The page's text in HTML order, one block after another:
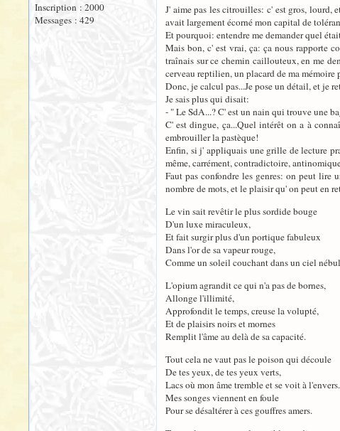
Inscription : 2000
Messages : 429
J' aime pas les citrouilles: c' est gros, lourd,
avait largement écorné mon capital de
Et pourquoi: entendre me demander quel
Mais bon, c' est vrai, ça: ça nous rapporte
traînais sur ce chemin caillouteux, en me
cerveau reptilien, un placard de ma
Donc, je calcul pas...Je pose un détail, et je
Je sais plus qui disait:
- " Le SdA...? C' est un nain qui trouve une
C' est dingue, ça...Quel intérêt on a à
embrouiller la pastèque!
Enfin, si j' appliquais une grille de lecture
même, carrément, contradictoire,
Faut pas confondre les genres: on peut lire
nombre de mots, et le plaisir qu' on peut en
Le vin sait revêtir le plus sordide bouge
D'un luxe miraculeux,
Et fait surgir plus d'un portique fabuleux
Dans l'or de sa vapeur rouge,
Comme un soleil couchant dans un ciel
L'opium agrandit ce qui n'a pas de bornes,
Allonge l'illimité,
Approfondit le temps, creuse la volupté,
Et de plaisirs noirs et mornes
Remplit l'âme au delà de sa capacité.
Tout cela ne vaut pas le poison qui découle
De tes yeux, de tes yeux verts,
Lacs où mon âme tremble et se voit à
Mes songes viennent en foule
Pour se désaltérer à ces gouffres amers.